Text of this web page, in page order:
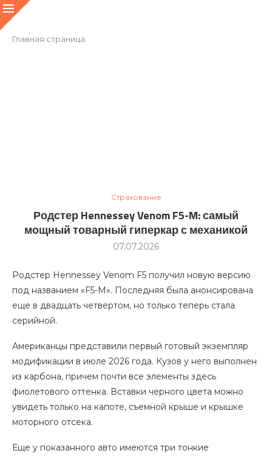
Главная страница
Страхование
Родстер Hennessey Venom F5-M: самый
мощный товарный гиперкар с механикой
07.07.2026
Родстер Hennessey Venom F5 получил новую версию
под названием «F5-M». Последняя была анонсирована
еще в двадцать четвертом, но только теперь стала
серийной.
Американцы представили первый готовый экземпляр
модификации в июле 2026 года. Кузов у него выполнен
из карбона, причем почти все элементы здесь
фиолетового оттенка. Вставки черного цвета можно
увидеть только на капоте, съемной крыше и крышке
моторного отсека.
Еще у показанного авто имеются три тонкие